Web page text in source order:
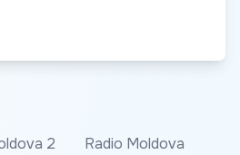
2
Radio Moldova